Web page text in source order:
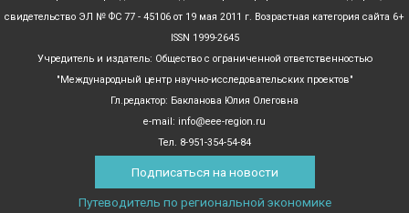
свидетельство ЭЛ № ФС 77 - 45106 от 19 мая 2011 г. Возрастная категория сайта 6+
ISSN 1999-2645
Учредитель и издатель: Общество с ограниченной ответственностью
"Международный центр научно-исследовательских проектов"
Гл.редактор: Бакланова Юлия Олеговна
e-mail: info@eee-region.ru
Тел. 8-951-354-54-84
Подписаться на новости
Путеводитель по региональной экономике